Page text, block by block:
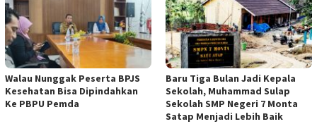
Walau Nunggak Peserta BPJS
Kesehatan Bisa Dipindahkan
Ke PBPU Pemda
Baru Tiga Bulan Jadi Kepala
Sekolah, Muhammad Sulap
Sekolah SMP Negeri 7 Monta
Satap Menjadi Lebih Baik